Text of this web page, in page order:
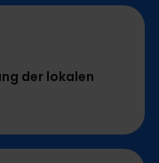
der lokalen